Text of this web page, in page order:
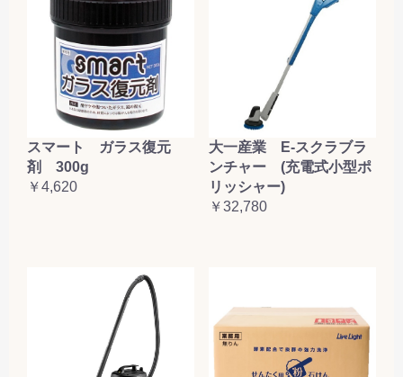
スマート ガラス復元
剤 300g
￥4,620
大一産業 E-スクラブラ
ンチャー (充電式小型ポ
リッシャー)
￥32,780